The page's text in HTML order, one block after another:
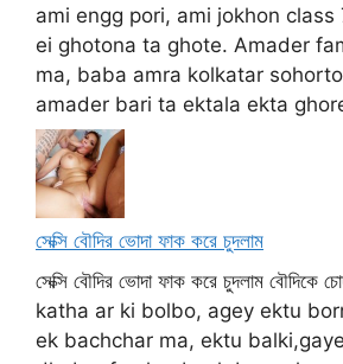
ami engg pori, ami jokhon class
ei ghotona ta ghote. Amader
ma, baba amra kolkatar
amader bari ta ektala ekta
সেক্সি বৌদির ভোদা ফাক করে চুদলাম
সেক্সি বৌদির ভোদা ফাক করে চুদলাম বৌদিকে
katha ar ki bolbo, agey ektu
ek bachchar ma, ektu